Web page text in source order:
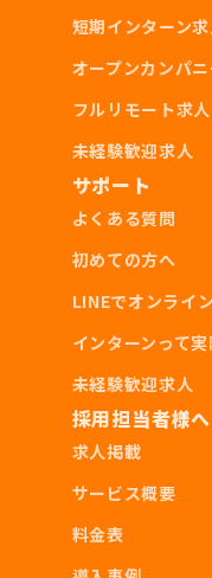
\ プロフ
【合格
自己紹介文が
からの返信率
短期インターン
オープンカンパ
フルリモート求人
未経験歓迎求人
サポート
よくある質問
初めての方へ
LINEでオンライ
インターンって
未経験歓迎求人
採用担当者様へ
求人掲載
サービス概要
料金表